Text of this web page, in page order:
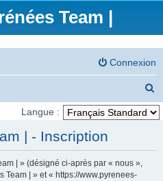
Team |
Connexion
e
h
Langue :
| - Inscription
| » (désigné ci-après par « nous »,
Team | » et « https://www.pyrenees-